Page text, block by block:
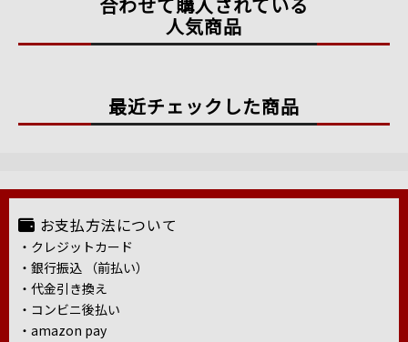
人気商品
最近チェックした商品
お支払方法について
・クレジットカード
・銀行振込 （前払い）
・代金引き換え
・コンビニ後払い
・amazon pay